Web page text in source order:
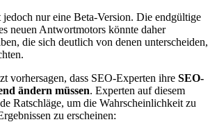
nur eine Beta-Version. Die endgültige
neuen Antwortmotors könnte daher
die sich deutlich von denen unterscheiden,
vorhersagen, dass SEO-Experten ihre SEO-
ändern müssen. Experten auf diesem
Ratschläge, um die Wahrscheinlichkeit zu
zu erscheinen: